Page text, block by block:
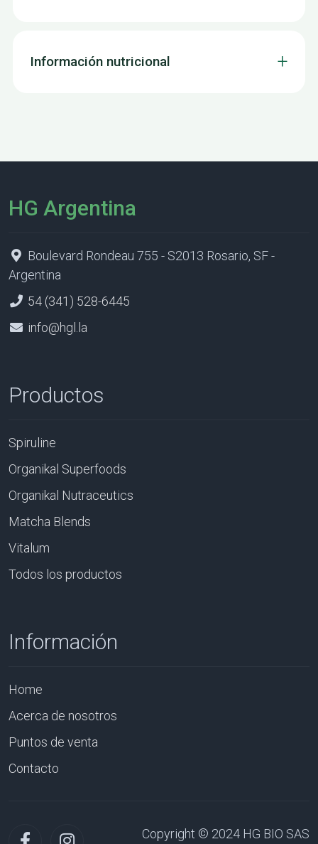
Información nutricional
HG Argentina
Boulevard Rondeau 755 - S2013 Rosario, SF -
Argentina
54 (341) 528-6445
info@hgl.la
Productos
Spiruline
Organikal Superfoods
Organikal Nutraceutics
Matcha Blends
Vitalum
Todos los productos
Información
Home
Acerca de nosotros
Puntos de venta
Contacto
Copyright © 2024 HG BIO SAS